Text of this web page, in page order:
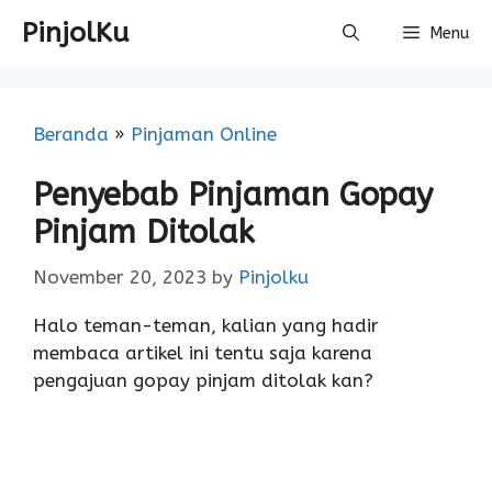
PinjolKu Menu
Beranda » Pinjaman Online
Penyebab Pinjaman Gopay
Pinjam Ditolak
November 20, 2023 by Pinjolku
Halo teman-teman, kalian yang hadir
membaca artikel ini tentu saja karena
pengajuan gopay pinjam ditolak kan?